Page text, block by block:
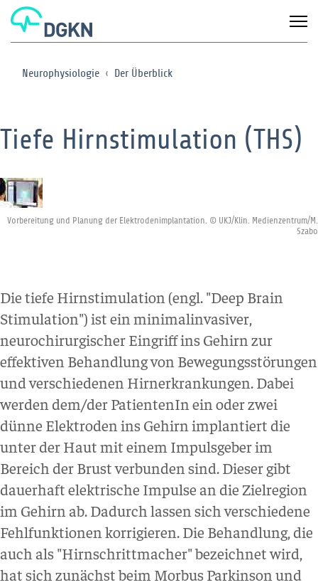
Neurophysiologie Der Überblick
Tiefe Hirnstimulation (THS)
Vorbereitung und Planung der Elektrodenimplantation. © UKJ/Klin. Medienzentrum/M.
Szabo
Die tiefe Hirnstimulation (engl. "Deep Brain
Stimulation") ist ein minimalinvasiver,
neurochirurgischer Eingriff ins Gehirn zur
effektiven Behandlung von Bewegungsstörungen
und verschiedenen Hirnerkrankungen. Dabei
werden dem/der PatientenIn ein oder zwei
dünne Elektroden ins Gehirn implantiert die
unter der Haut mit einem Impulsgeber im
Bereich der Brust verbunden sind. Dieser gibt
dauerhaft elektrische Impulse an die Zielregion
im Gehirn ab. Dadurch lassen sich verschiedene
Fehlfunktionen korrigieren. Die Behandlung, die
auch als "Hirnschrittmacher" bezeichnet wird,
hat sich zunächst beim Morbus Parkinson und